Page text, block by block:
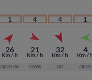
1
26
Km / h
CROSS ON
4
21
Km / h
CROSS
4
32
Km / h
OFF
1
4
Km /
CROSS